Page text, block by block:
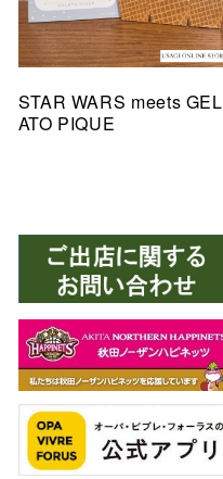
STAR WARS meets GEL
ATO PIQUE